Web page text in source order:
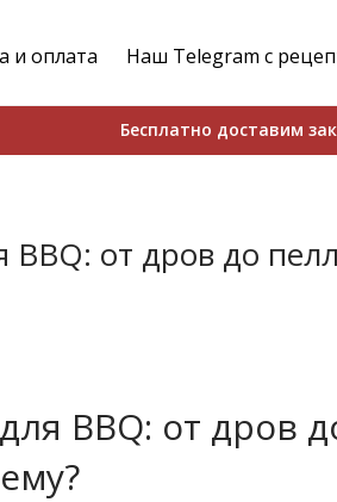
и оплата Наш Telegram с
Бесплатно доставим
BBQ: от дров до
BBQ: от дров